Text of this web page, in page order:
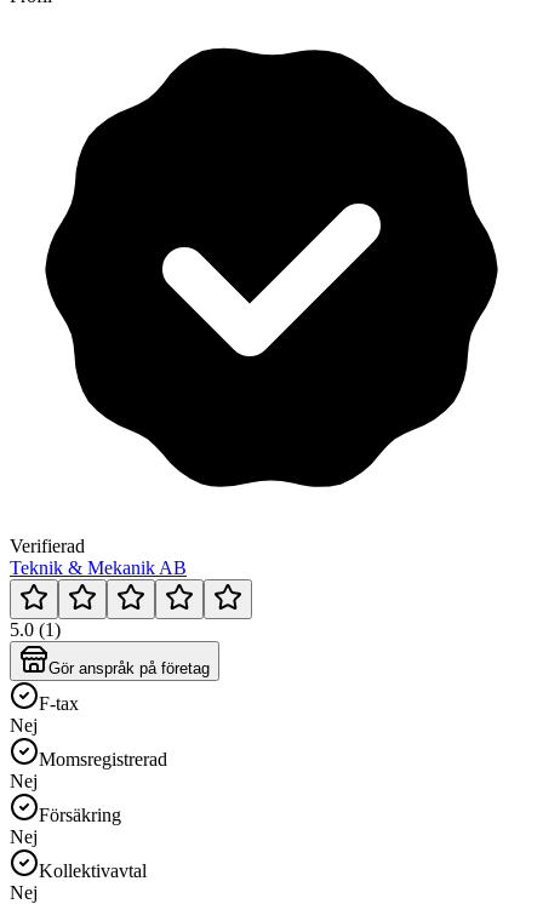
Verifierad
Teknik & Mekanik AB
5.0 (1)
Gör anspråk på företag
F-tax
Nej
Momsregistrerad
Nej
Försäkring
Nej
Kollektivavtal
Nej